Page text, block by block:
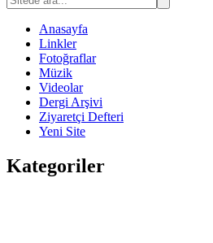
Anasayfa
Linkler
Fotoğraflar
Müzik
Videolar
Dergi Arşivi
Ziyaretçi Defteri
Yeni Site
Kategoriler